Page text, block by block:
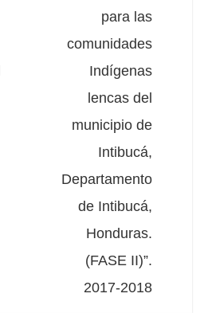
para las
comunidades
Indígenas
lencas del
municipio de
Intibucá,
Departamento
de Intibucá,
Honduras.
(FASE II)”.
2017-2018